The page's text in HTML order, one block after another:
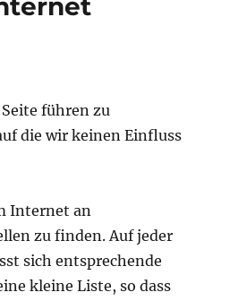
führen zu
die wir keinen Einfluss
Internet an
zu finden. Auf jeder
sich entsprechende
kleine Liste, so dass